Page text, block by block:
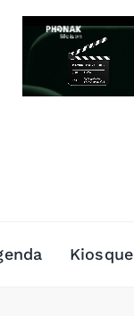
Kiosque